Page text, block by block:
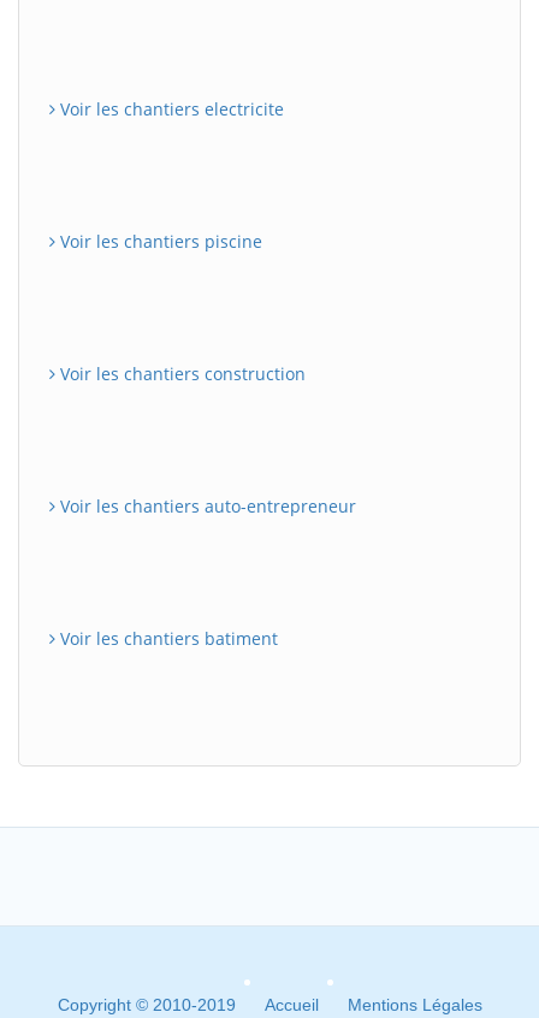
Voir les chantiers electricite
Voir les chantiers piscine
Voir les chantiers construction
Voir les chantiers auto-entrepreneur
Voir les chantiers batiment
Copyright © 2010-2019 Accueil Mentions Légales